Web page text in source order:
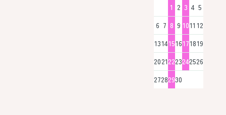
1 2 3 4 5
6 7 8 9 1011 12
13141516171819
20212223242526
27282930